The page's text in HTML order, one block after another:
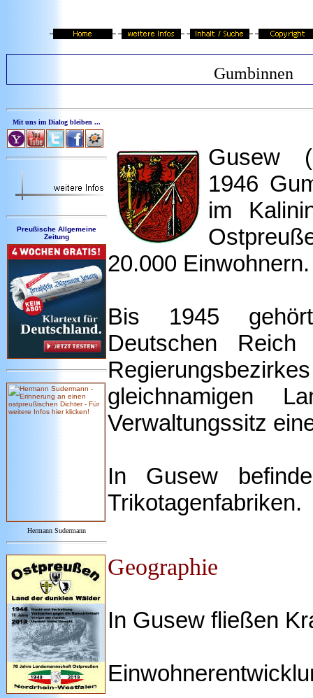
Gumbinnen
Mit uns im Dialog bleiben ...
Preußische Allgemeine
Zeitung
Hermann Sudermann
Gusew
1946
im
20.000 Einwohnern.
Bis 1945
Deutschen
gleichnamigen
Verwaltungssitz
In Gusew
Trikotagenfabriken.
Geographie
In Gusew fließen